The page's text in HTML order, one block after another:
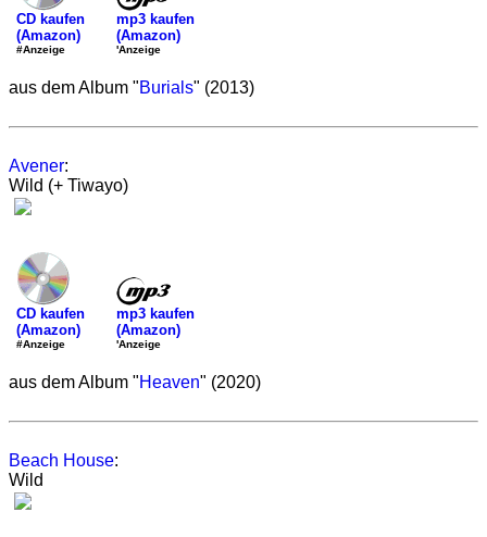
CD kaufen
(Amazon)
#Anzeige
mp3 kaufen
(Amazon)
'Anzeige
aus dem Album "Burials" (2013)
Avener:
Wild (+ Tiwayo)
CD kaufen
(Amazon)
#Anzeige
mp3 kaufen
(Amazon)
'Anzeige
aus dem Album "Heaven" (2020)
Beach House:
Wild